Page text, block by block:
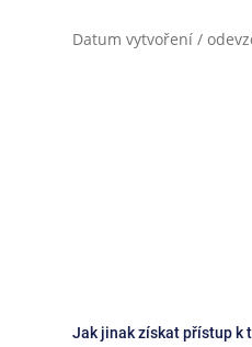
Datum vytvoření /
Jak jinak získat přístup k